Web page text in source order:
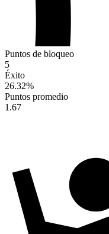
Puntos de bloqueo
5
Éxito
26.32%
Puntos promedio
1.67